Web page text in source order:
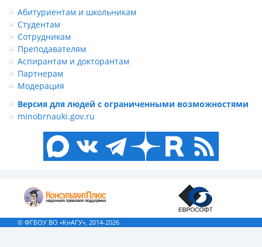
Абитуриентам и школьникам
Студентам
Сотрудникам
Преподавателям
Аспирантам и докторантам
Партнерам
Модерация
Версия для людей с ограниченными возможностями
minobrnauki.gov.ru
© ФГБОУ ВО «КнАГУ», 2014-2026